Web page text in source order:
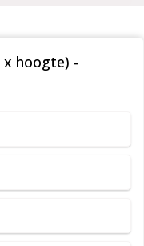
hoogte) -